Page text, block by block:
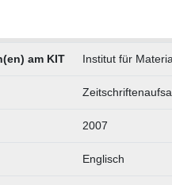
am KIT Institut für
2007
Englisch